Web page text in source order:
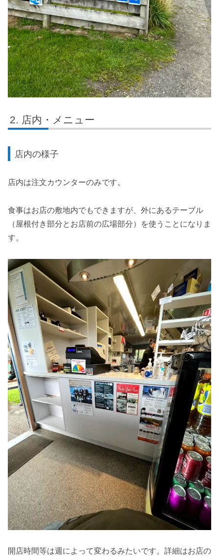
店内・メニュー
店内の様子
店内は注文カウンターのみです。
食事はお店の敷地内でもできますが、外にあるテーブル
（屋根付き部分とお店前の広場部分）を使うことになりま
す。
開店時間等は週によって変わるみたいです。詳細はお店の